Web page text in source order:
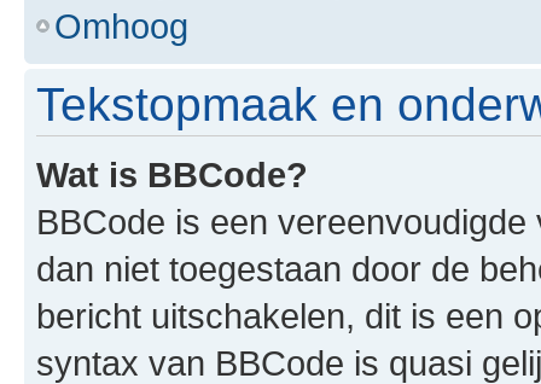
Omhoog
Tekstopmaak en
Wat is BBCode?
BBCode is een
dan niet toegestaan door de
bericht uitschakelen, dit is een
syntax van BBCode is quasi